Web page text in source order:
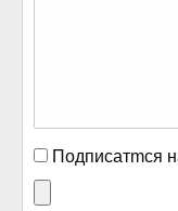
Подписатmся